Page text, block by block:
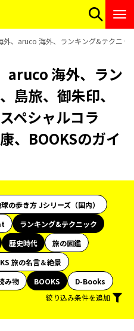
外、aruco 海外、ランキング&テクニッ
aruco 海外、ラン
島旅、御朱印、
ペシャルコラ
、BOOKSのガイ
の歩き方 Jシリーズ（国内）
ランキング&テクニック
歴史時代
旅の図鑑
旅の名言＆絶景
み物 BOOKS
D-Books
絞り込み条件を追加